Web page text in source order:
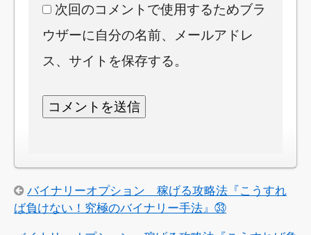
次回のコメントで使用するためブラ
ウザーに自分の名前、メールアドレ
ス、サイトを保存する。
バイナリーオプション 稼げる攻略法『こうすれ
ば負けない！究極のバイナリー手法』㉝